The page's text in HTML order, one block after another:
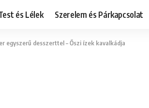
és Lélek Szerelem és Párkapcsolat
egyszerű desszerttel – Őszi ízek kavalkádja